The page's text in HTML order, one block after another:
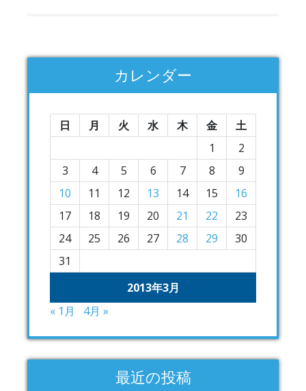
カレンダー
2013年3月
日 月 火 水 木 金
土
1
2
3
4 5 6 7 8
9
10
11 12 13 14 15
16
17
18 19 20 21 22
23
24
25 26 27 28 29
30
31
« 1月 4月 »
最近の投稿